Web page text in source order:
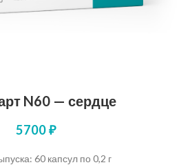
N60 — сердце
5700₽
60 капсул по 0,2 г